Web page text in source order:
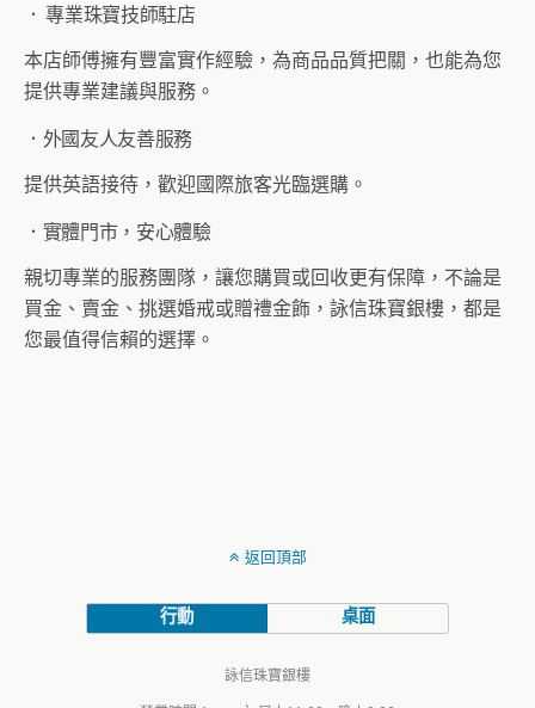
． 專業珠寶技師駐店
本店師傅擁有豐富實作經驗，為商品品質把關，也能為您
提供專業建議與服務。
． 外國友人友善服務
提供英語接待，歡迎國際旅客光臨選購。
． 實體門市，安心體驗
親切專業的服務團隊，讓您購買或回收更有保障， 不論是
買金、賣金、挑選婚戒或贈禮金飾， 詠信珠寶銀樓 ，都是
您最值得信賴的選擇。
返回頂部
行動 桌面
詠信珠寶銀樓